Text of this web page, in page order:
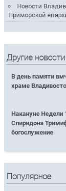
Новости
Приморской
Другие
В день памяти
храме
Накануне Недели
Спиридона
богослужение
Популярное